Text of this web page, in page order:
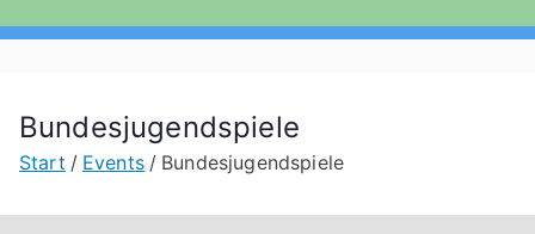
Bundesjugendspiele
Start Events Bundesjugendspiele